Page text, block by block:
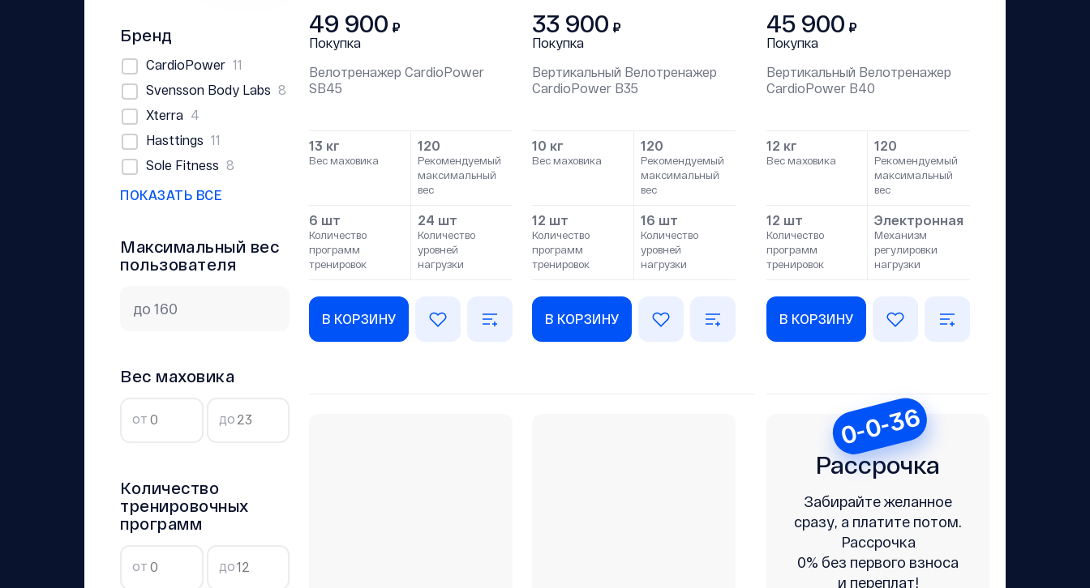
Бренд
CardioPower 11
Svensson Body Labs 8
Xterra 4
Hasttings 11
Sole Fitness 8
ПОКАЗАТЬ ВСЕ
Максимальный вес
пользователя
Вес маховика
от до
Количество
тренировочных
программ
от до
49 900 ₽
Покупка
Велотренажер СardioPower
SB45
13 кг
Вес маховика
120
Рекомендуемый
максимальный
вес
6 шт
Количество
программ
тренировок
24 шт
Количество
уровней
нагрузки
В КОРЗИНУ
33 900 ₽
Покупка
Вертикальный Велотренажер
СardioPower B35
10 кг
Вес маховика
120
Рекомендуемый
максимальный
вес
12 шт
Количество
программ
тренировок
16 шт
Количество
уровней
нагрузки
В КОРЗИНУ
45 900 ₽
Покупка
Вертикальный Велотренажер
СardioPower B40
12 кг
Вес маховика
120
Рекомендуемый
максимальный
вес
12 шт
Количество
программ
тренировок
Электронная
Механизм
регулировки
нагрузки
В КОРЗИНУ
0-0-36
Рассрочка
Забирайте желанное
сразу, а платите потом.
Рассрочка
0% без первого взноса
и переплат!